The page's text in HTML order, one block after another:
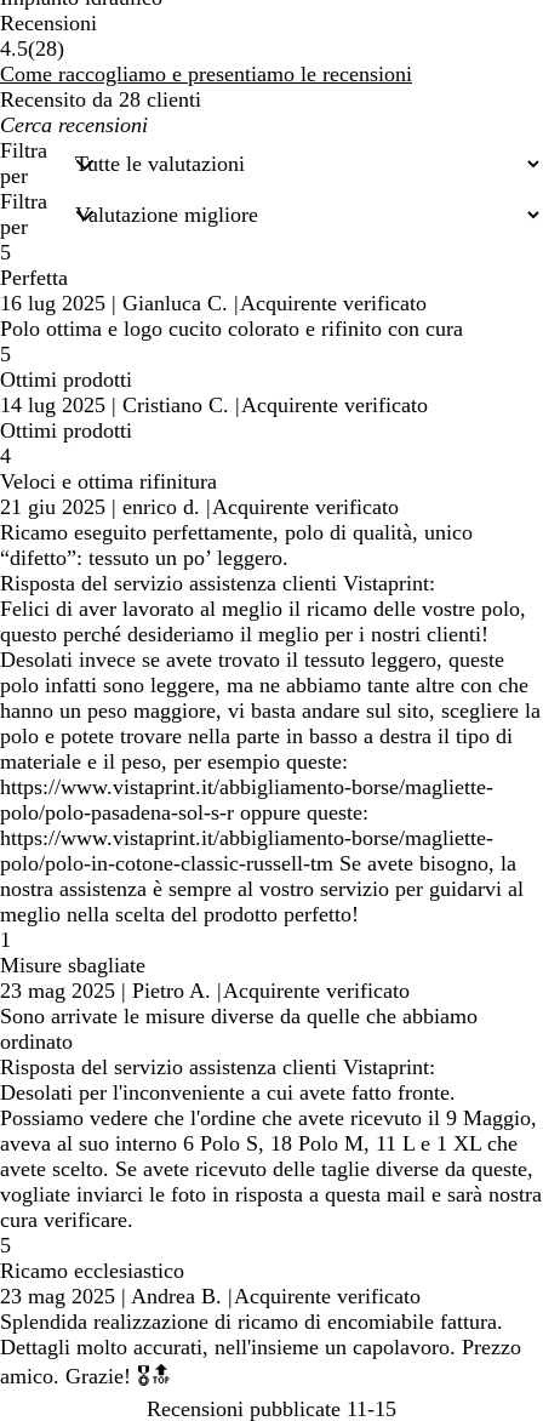
Recensioni
4.5(2828
recensioni
)
Come raccogliamo e presentiamo le recensioni
Recensito da 28 clienti
I
miei
termini
di
ricerca
Filtra
per
Filtra
per
5
Perfetta
16 lug 2025 | Gianluca C. |Acquirente verificato
Polo ottima e logo cucito colorato e rifinito con cura
5
Ottimi prodotti
14 lug 2025 | Cristiano C. |Acquirente verificato
Ottimi prodotti
4
Veloci e ottima rifinitura
21 giu 2025 | enrico d. |Acquirente verificato
Ricamo eseguito perfettamente, polo di qualità, unico
“difetto”: tessuto un po’ leggero.
Risposta del servizio assistenza clienti Vistaprint:
Felici di aver lavorato al meglio il ricamo delle vostre polo,
questo perché desideriamo il meglio per i nostri clienti!
Desolati invece se avete trovato il tessuto leggero, queste
polo infatti sono leggere, ma ne abbiamo tante altre con che
hanno un peso maggiore, vi basta andare sul sito, scegliere la
polo e potete trovare nella parte in basso a destra il tipo di
materiale e il peso, per esempio queste:
https://www.vistaprint.it/abbigliamento-borse/magliette-
polo/polo-pasadena-sol-s-r oppure queste:
https://www.vistaprint.it/abbigliamento-borse/magliette-
polo/polo-in-cotone-classic-russell-tm Se avete bisogno, la
nostra assistenza è sempre al vostro servizio per guidarvi al
meglio nella scelta del prodotto perfetto!
1
Misure sbagliate
23 mag 2025 | Pietro A. |Acquirente verificato
Sono arrivate le misure diverse da quelle che abbiamo
ordinato
Risposta del servizio assistenza clienti Vistaprint:
Desolati per l'inconveniente a cui avete fatto fronte.
Possiamo vedere che l'ordine che avete ricevuto il 9 Maggio,
aveva al suo interno 6 Polo S, 18 Polo M, 11 L e 1 XL che
avete scelto. Se avete ricevuto delle taglie diverse da queste,
vogliate inviarci le foto in risposta a questa mail e sarà nostra
cura verificare.
5
Ricamo ecclesiastico
23 mag 2025 | Andrea B. |Acquirente verificato
Splendida realizzazione di ricamo di encomiabile fattura.
Dettagli molto accurati, nell'insieme un capolavoro. Prezzo
amico. Grazie! 🎖️🔝
Recensioni pubblicate 11-15